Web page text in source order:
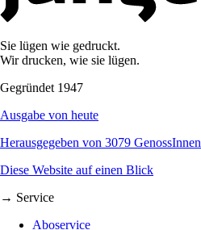
Sie lügen wie gedruckt.
Wir drucken, wie sie lügen.
Gegründet 1947
Ausgabe von heute
Herausgegeben von 3079 GenossInnen
Diese Website auf einen Blick
→ Service
Aboservice